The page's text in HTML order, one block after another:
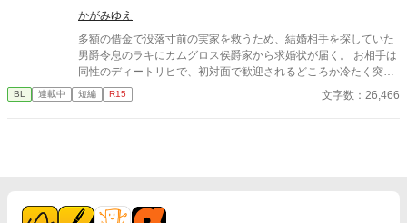
ている侯爵令息の話
かがみゆえ
多額の借金で没落寸前の実家を救うため、結婚相手を探していた
男爵令息のラキにカムグロス侯爵家から求婚状が届く。 お相手は
同性のディートリヒで、初対面で歓迎されるどころか冷たく突き
放されてしまう。 『必要最低限関わるな』 『愛人を作るな』
『男遊びならしてもいい』 ディートリヒから実家の借金を完済す
BL 連載中 短編 R15 文字数：26,466